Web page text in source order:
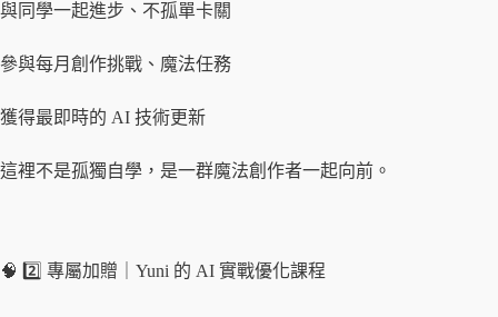
與同學一起進步、不孤單卡關
參與每月創作挑戰、魔法任務
獲得最即時的 AI 技術更新
這裡不是孤獨自學，是一群魔法創作者一起向前。
🧠 2️⃣ 專屬加贈｜Yuni 的 AI 實戰優化課程